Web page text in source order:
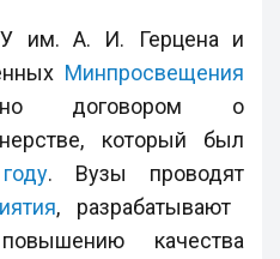
им. А. И. Герцена и
Минпросвещения
договором о
который был
. Вузы проводят
, разрабатывают
качества